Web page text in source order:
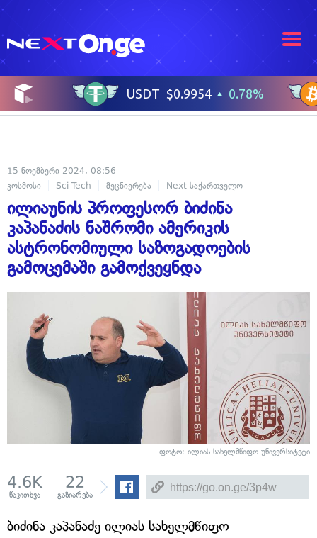
15 ნოემბერი 2024, 08:56
კოსმოსი
Sci-Tech მეცნიერება Next საქართველო
ილიაუნის პროფესორ ბიძინა
კაპანაძის ნაშრომი ამერიკის
ასტრონომიული საზოგადოების
გამოცემაში გამოქვეყნდა
ფოტო: ილიას სახელმწიფო უნივერსიტეტი
4.6K
წაკითხვა
22
გაზიარება
ბიძინა კაპანაძე ილიას სახელმწიფო